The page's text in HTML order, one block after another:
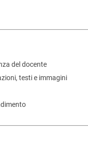
del docente
testi e immagini